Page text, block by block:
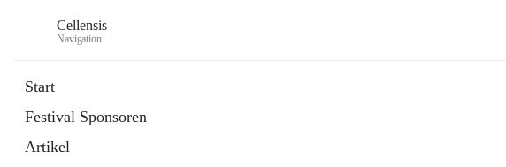
Cellensis
Navigation
Start
Festival Sponsoren
Artikel